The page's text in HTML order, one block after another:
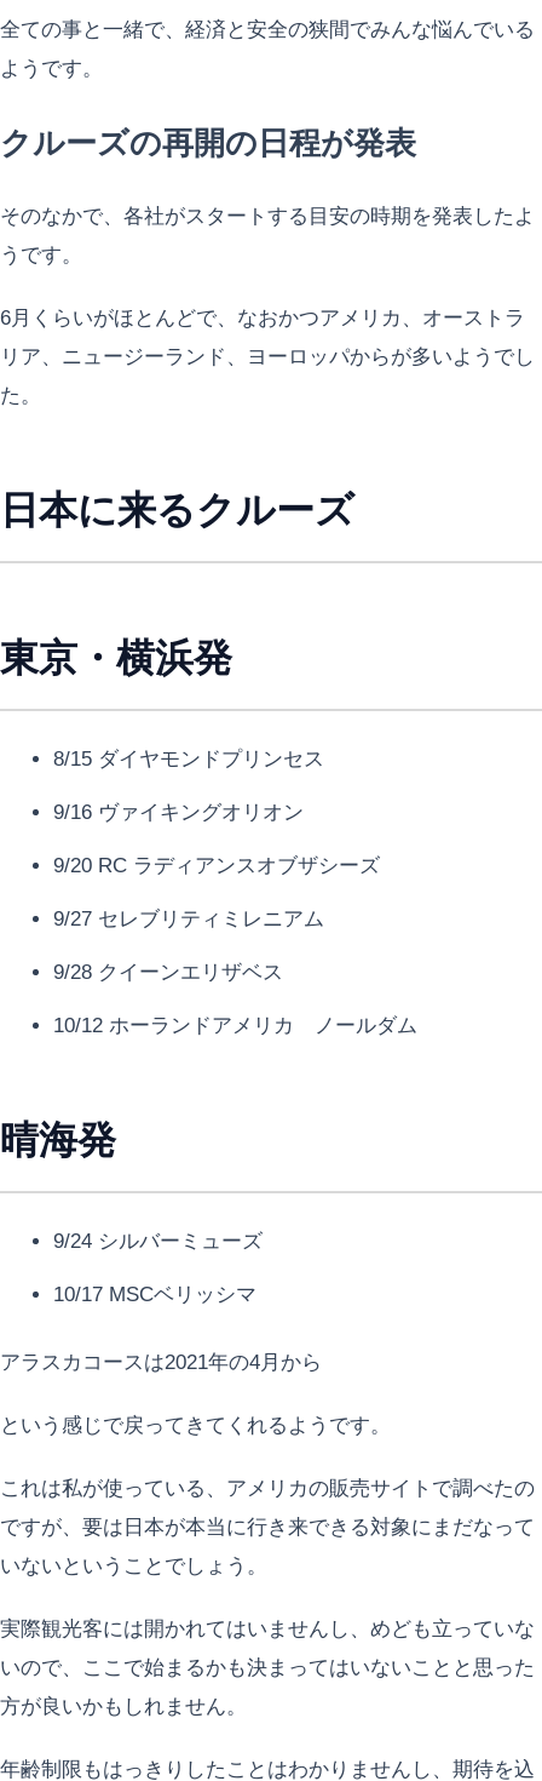
全ての事と一緒で、経済と安全の狭間でみんな悩んでいる
ようです。
クルーズの再開の日程が発表
そのなかで、各社がスタートする目安の時期を発表したよ
うです。
6月くらいがほとんどで、なおかつアメリカ、オーストラ
リア、ニュージーランド、ヨーロッパからが多いようでし
た。
日本に来るクルーズ
東京・横浜発
8/15 ダイヤモンドプリンセス
9/16 ヴァイキングオリオン
9/20 RC ラディアンスオブザシーズ
9/27 セレブリティミレニアム
9/28 クイーンエリザベス
10/12 ホーランドアメリカ ノールダム
晴海発
9/24 シルバーミューズ
10/17 MSCベリッシマ
アラスカコースは2021年の4月から
という感じで戻ってきてくれるようです。
これは私が使っている、アメリカの販売サイトで調べたの
ですが、要は日本が本当に行き来できる対象にまだなって
いないということでしょう。
実際観光客には開かれてはいませんし、めども立っていな
いので、ここで始まるかも決まってはいないことと思った
方が良いかもしれません。
年齢制限もはっきりしたことはわかりませんし、期待を込